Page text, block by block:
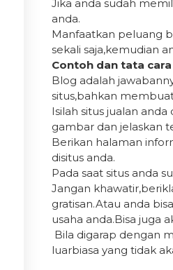
Jika anda sudah
anda.
Manfaatkan peluang
sekali saja,kemudian
Contoh dan tata
Blog adalah
situs,bahkan
Isilah situs jualan
gambar dan jelaskan
Berikan halaman
disitus anda.
Pada saat situs anda
Jangan
gratisan.Atau anda
usaha anda.Bisa juga
Bila digarap dengan
luarbiasa yang tidak